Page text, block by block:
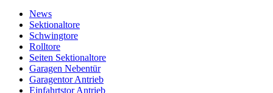
News
Sektionaltore
Schwingtore
Rolltore
Seiten Sektionaltore
Garagen Nebentür
Garagentor Antrieb
Einfahrtstor Antrieb